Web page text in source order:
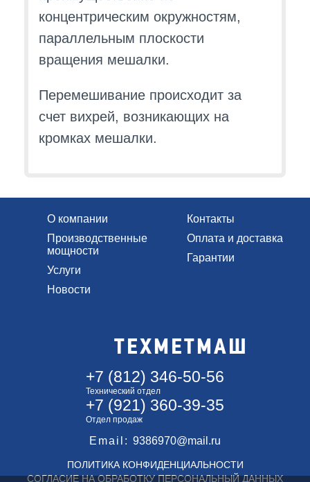
концентрическим окружностям,
параллельным плоскости
вращения мешалки.
Перемешивание происходит за
счет вихрей, возникающих на
кромках мешалки.
О компании
Производственные
мощности
Услуги
Новости
Контакты
Оплата и доставка
Гарантии
ТЕХМЕТМАШ
+7 (812) 346-50-56
Технический отдел
+7 (921) 360-39-35
Отдел продаж
Email: 9386970@mail.ru
ПОЛИТИКА КОНФИДЕНЦИАЛЬНОСТИ
СОГЛАСИЕ НА ОБРАБОТКУ ПЕРСОНАЛЬНЫЙ ДАННЫХ